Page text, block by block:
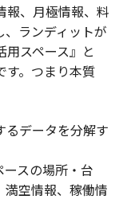
報、月極情報、料
ランディットが
スペース』と
す。つまり本質
るデータを分解す
ースの場所・台
空情報、稼働情